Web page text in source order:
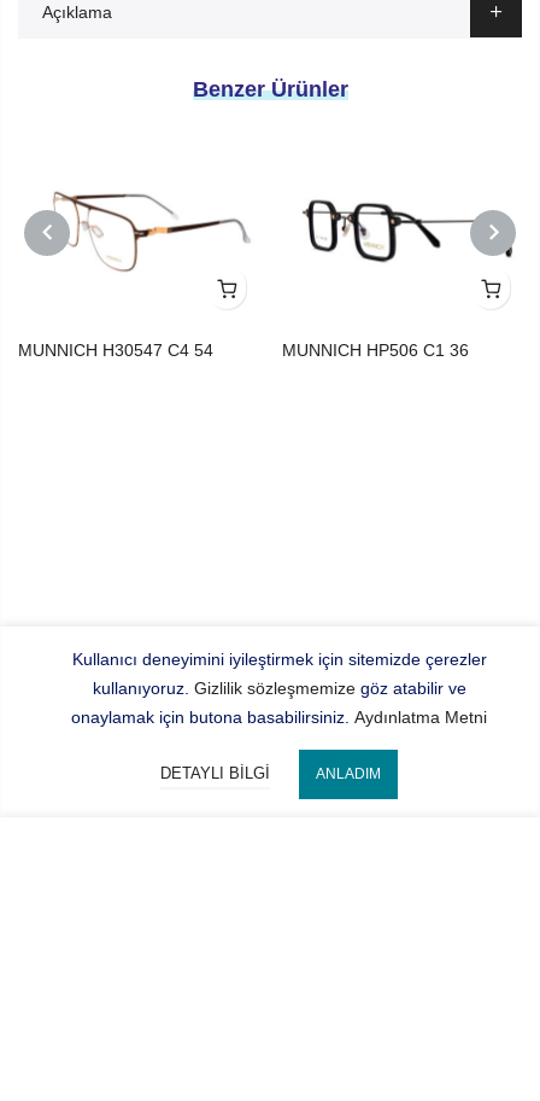
Açıklama
Benzer Ürünler
MUNNICH H30547 C4 54 MUNNICH HP506 C1 36
NEXT
Kullanıcı deneyimini iyileştirmek için sitemizde çerezler
kullanıyoruz. Gizlilik sözleşmemizegöz atabilir ve
onaylamak için butona basabilirsiniz. Aydınlatma Metni
DETAYLI BILGI ANLADIM